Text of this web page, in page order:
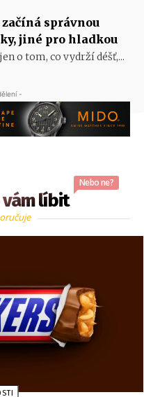
správnou
jiné pro hladkou
o tom, co vydrží déšť,...
-
vám líbit
Nebo ne?